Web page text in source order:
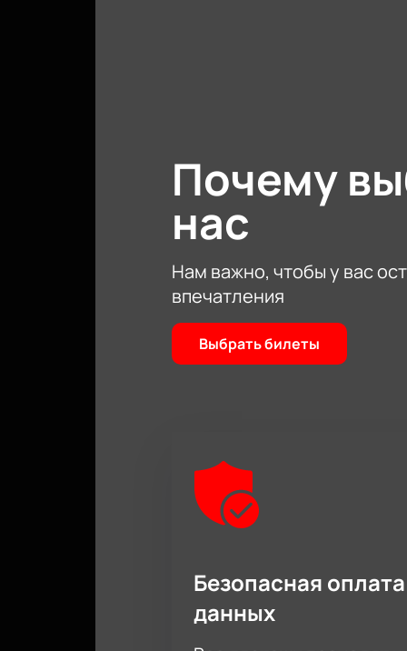
Почему
нас
Нам важно, чтобы у вас
впечатления
Выбрать билеты
Безопасная
данных